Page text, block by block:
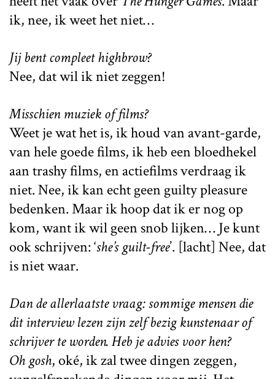
ik, nee, ik weet het niet…
Jij bent compleet highbrow?
Nee, dat wil ik niet zeggen!
Misschien muziek of films?
Weet je wat het is, ik houd van avant-garde,
van hele goede films, ik heb een bloedhekel
aan trashy films, en actiefilms verdraag ik
niet. Nee, ik kan echt geen guilty pleasure
bedenken. Maar ik hoop dat ik er nog op
kom, want ik wil geen snob lijken… Je kunt
ook schrijven: ‘she’s guilt-free’. [lacht] Nee, dat
is niet waar.
Dan de allerlaatste vraag: sommige mensen die
dit interview lezen zijn zelf bezig kunstenaar of
schrijver te worden. Heb je advies voor hen?
Oh gosh, oké, ik zal twee dingen zeggen,